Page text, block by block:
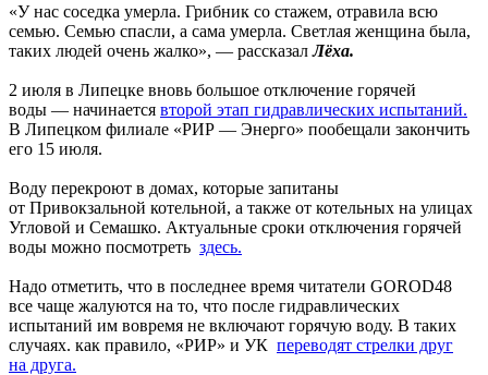
«У нас соседка умерла. Грибник со стажем, отравила всю
семью. Семью спасли, а сама умерла. Светлая женщина была,
таких людей очень жалко», — рассказалЛёха.
2 июля в Липецке вновь большое отключение горячей
воды — начинается второй этап гидравлических испытаний.
В Липецком филиале «РИР — Энерго» пообещали закончить
его 15 июля.
Воду перекроют в домах, которые запитаны
от Привокзальной котельной, а также от котельных на улицах
Угловой и Семашко. Актуальные сроки отключения горячей
воды можно посмотреть здесь.
Надо отметить, что в последнее время читатели GOROD48
все чаще жалуются на то, что после гидравлических
испытаний им вовремя не включают горячую воду. В таких
случаях. как правило, «РИР» и УК переводят стрелки друг
на друга.